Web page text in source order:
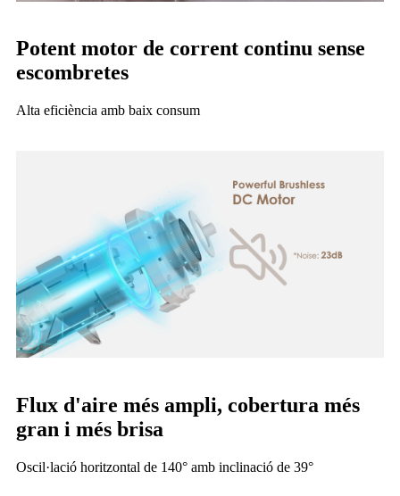
Potent motor de corrent continu sense
escombretes
Alta eficiència amb baix consum
Flux d'aire més ampli, cobertura més
gran i més brisa
Oscil·lació horitzontal de 140° amb inclinació de 39°